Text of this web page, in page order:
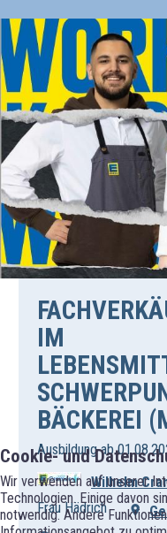
Cookie- und
Wir verwenden auf unserer
Technologien. Einige davon
notwendig. Andere
IM
BÄCKEREI
Ausbildung ab
Wilhelm
Frau Hädrich